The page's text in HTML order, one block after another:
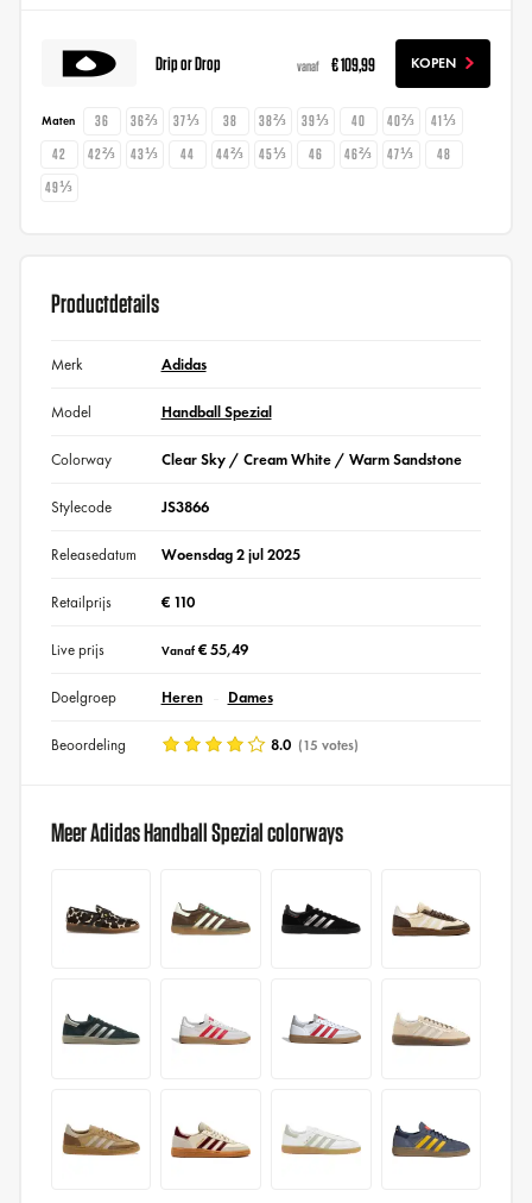
Drip or Drop vanaf € 109,99 KOPEN
Maten 36 36⅔ 37⅓ 38 38⅔ 39⅓ 40 40⅔
41⅓
42
42⅔ 43⅓ 44 44⅔ 45⅓ 46 46⅔ 47⅓
48
49⅓
Productdetails
Merk Adidas
Model Handball Spezial
Colorway Clear Sky / Cream White / Warm Sandstone
Stylecode JS3866
Releasedatum Woensdag 2 jul 2025
Retailprijs € 110
Live prijs Vanaf€ 55,49
Doelgroep Heren Dames
Beoordeling 8.0 (15 votes)
Meer Adidas Handball Spezial colorways